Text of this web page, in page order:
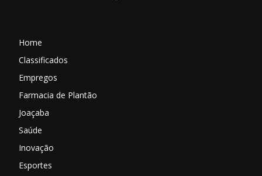
Home
Classificados
Empregos
Farmacia de Plantão
Joaçaba
Saúde
Inovação
Esportes